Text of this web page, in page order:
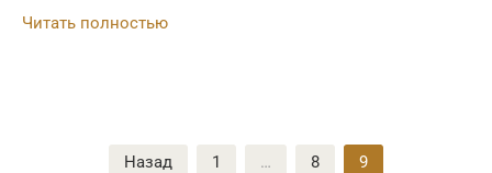
Читать полностью
Назад 1 … 8 9